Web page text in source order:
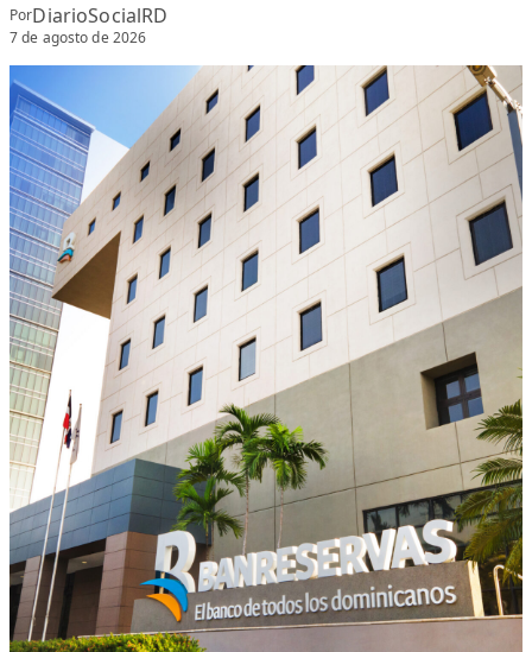
PorDiarioSocialRD
7 de agosto de 2026